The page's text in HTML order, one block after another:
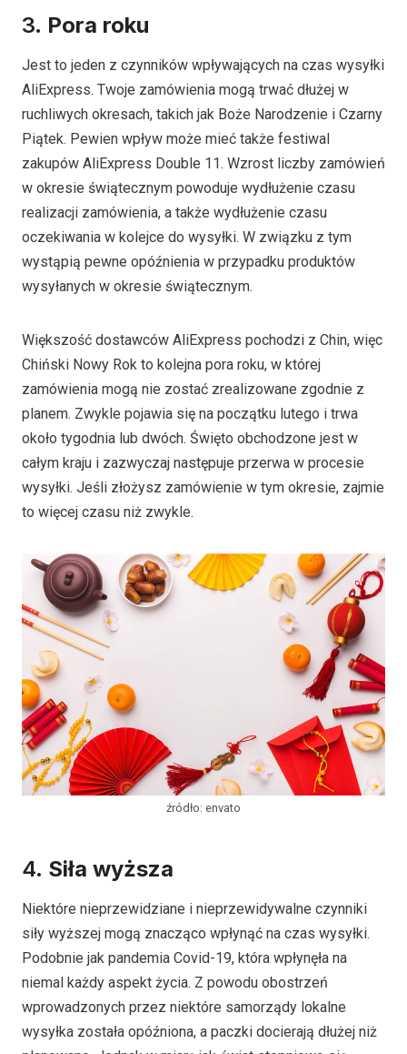
3. Pora roku
Jest to jeden z czynników wpływających na czas wysyłki
AliExpress. Twoje zamówienia mogą trwać dłużej w
ruchliwych okresach, takich jak Boże Narodzenie i Czarny
Piątek. Pewien wpływ może mieć także festiwal
zakupów AliExpress Double 11. Wzrost liczby zamówień
w okresie świątecznym powoduje wydłużenie czasu
realizacji zamówienia, a także wydłużenie czasu
oczekiwania w kolejce do wysyłki. W związku z tym
wystąpią pewne opóźnienia w przypadku produktów
wysyłanych w okresie świątecznym.
Większość dostawców AliExpress pochodzi z Chin, więc
Chiński Nowy Rok to kolejna pora roku, w której
zamówienia mogą nie zostać zrealizowane zgodnie z
planem. Zwykle pojawia się na początku lutego i trwa
około tygodnia lub dwóch. Święto obchodzone jest w
całym kraju i zazwyczaj następuje przerwa w procesie
wysyłki. Jeśli złożysz zamówienie w tym okresie, zajmie
to więcej czasu niż zwykle.
źródło: envato
4. Siła wyższa
Niektóre nieprzewidziane i nieprzewidywalne czynniki
siły wyższej mogą znacząco wpłynąć na czas wysyłki.
Podobnie jak pandemia Covid-19, która wpłynęła na
niemal każdy aspekt życia. Z powodu obostrzeń
wprowadzonych przez niektóre samorządy lokalne
wysyłka została opóźniona, a paczki docierają dłużej niż